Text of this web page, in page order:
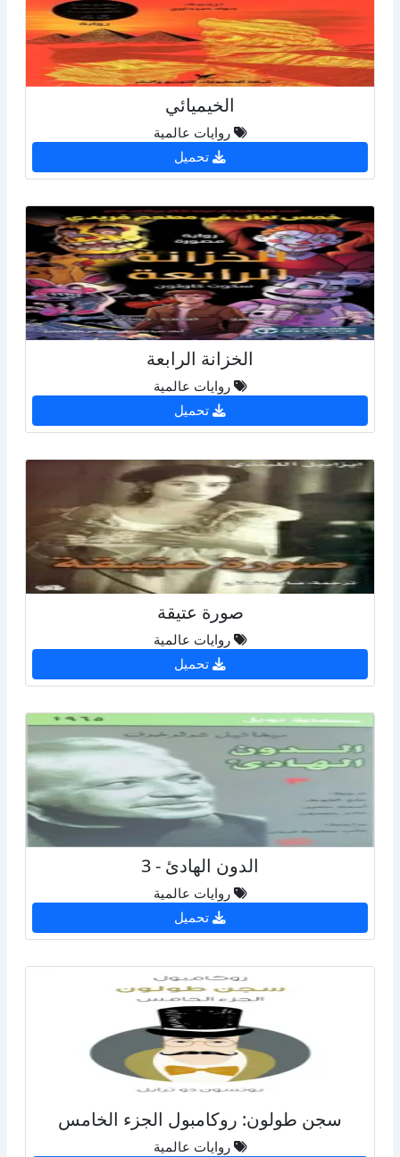
الخيميائي
روايات عالمية
تحميل
الخزانة الرابعة
روايات عالمية
تحميل
صورة عتيقة
روايات عالمية
تحميل
الدون الهادئ - 3
روايات عالمية
تحميل
سجن طولون: روكامبول الجزء الخامس
روايات عالمية